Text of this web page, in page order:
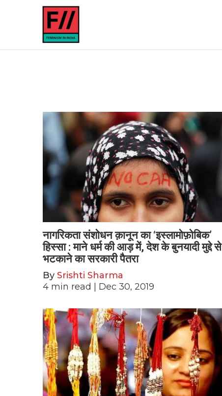
नागरिकता संशोधन क़ानून का ‘इस्लामोफ़ोबिक’
हिस्सा : माने धर्म की आड़ में, देश के बुनयादी मुद्दे से
भटकाने का सरकारी पैतरा
By Srishti Sharma
4 min read | Dec 30, 2019